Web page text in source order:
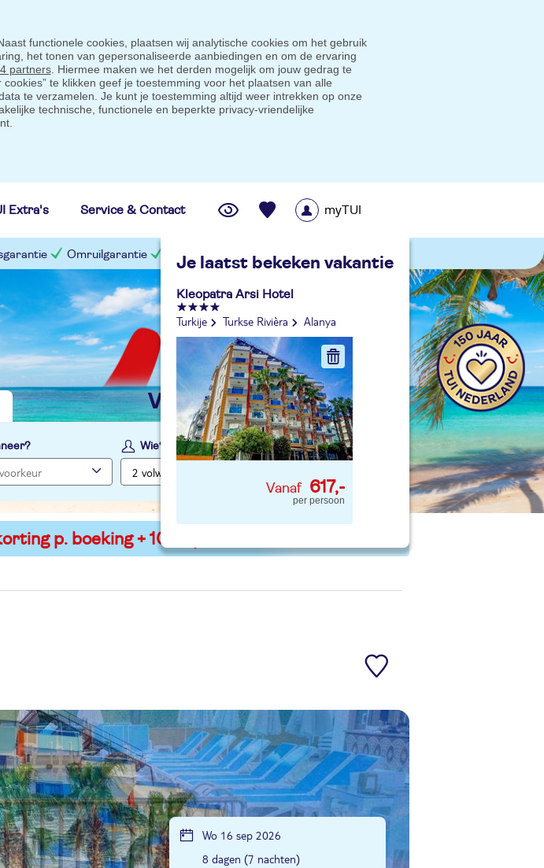
functionele cookies, plaatsen wij analytische cookies om het gebruik
het tonen van gepersonaliseerde aanbiedingen en om de ervaring
partners. Hiermee maken we het derden mogelijk om jouw gedrag te
te klikken geef je toestemming voor het plaatsen van alle
te verzamelen. Je kunt je toestemming altijd weer intrekken op onze
technische, functionele en beperkte privacy-vriendelijke
Extra's Service & Contact myTUI
Omruilgarantie Slimme prijsgarantie
vind jouw ideale vakantie
Wie?
p. boeking + 100,- p. kind
Wo 16 sep 2026
8 dagen (7 nachten)